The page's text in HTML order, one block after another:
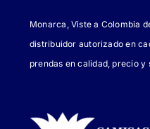
Monarca, Viste a Colombia
distribuidor autorizado en
prendas en calidad, precio y